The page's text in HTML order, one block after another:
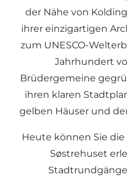
der Nähe von
ihrer einzigartigen
zum UNESCO-
Jahrhundert
Brüdergemeine
ihren klaren
gelben Häuser und
Heute können Sie
Søstrehuset